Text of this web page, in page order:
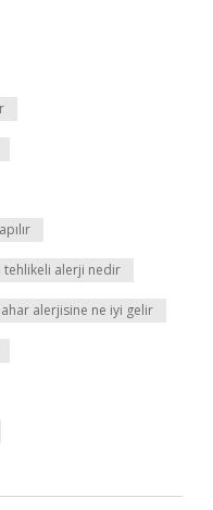
tehlikeli alerji nedir
alerjisine ne iyi gelir